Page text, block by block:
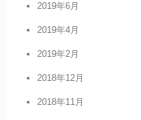
2019年6月
2019年4月
2019年2月
2018年12月
2018年11月